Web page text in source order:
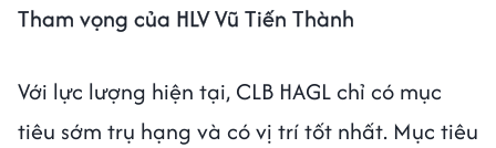
Tham vọng của HLV Vũ Tiến Thành
Với lực lượng hiện tại, CLB HAGL chỉ có mục
tiêu sớm trụ hạng và có vị trí tốt nhất. Mục tiêu